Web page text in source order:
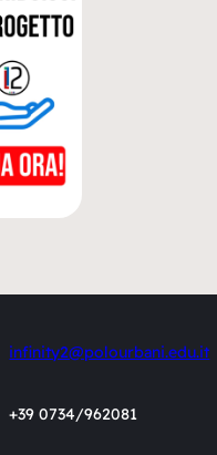
infinity2@polourbani.edu.it
+39 0734/962081